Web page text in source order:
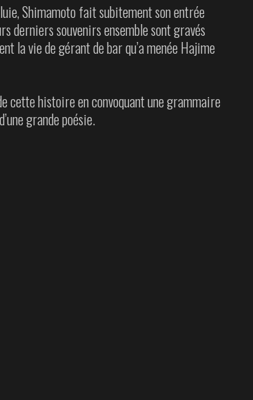
Shimamoto fait subitement son entrée
derniers souvenirs ensemble sont gravés
la vie de gérant de bar qu’a menée Hajime
cette histoire en convoquant une grammaire
grande poésie.